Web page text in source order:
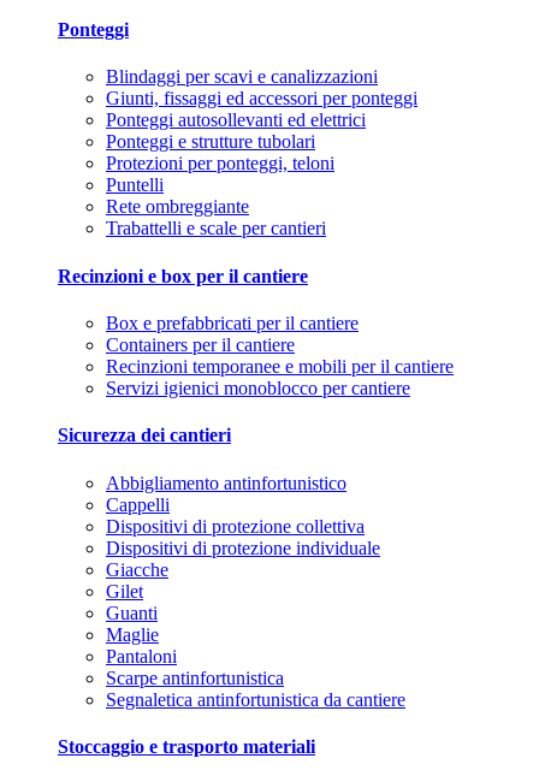
Ponteggi
Blindaggi per scavi e canalizzazioni
Giunti, fissaggi ed accessori per ponteggi
Ponteggi autosollevanti ed elettrici
Ponteggi e strutture tubolari
Protezioni per ponteggi, teloni
Puntelli
Rete ombreggiante
Trabattelli e scale per cantieri
Recinzioni e box per il cantiere
Box e prefabbricati per il cantiere
Containers per il cantiere
Recinzioni temporanee e mobili per il cantiere
Servizi igienici monoblocco per cantiere
Sicurezza dei cantieri
Abbigliamento antinfortunistico
Cappelli
Dispositivi di protezione collettiva
Dispositivi di protezione individuale
Giacche
Gilet
Guanti
Maglie
Pantaloni
Scarpe antinfortunistica
Segnaletica antinfortunistica da cantiere
Stoccaggio e trasporto materiali